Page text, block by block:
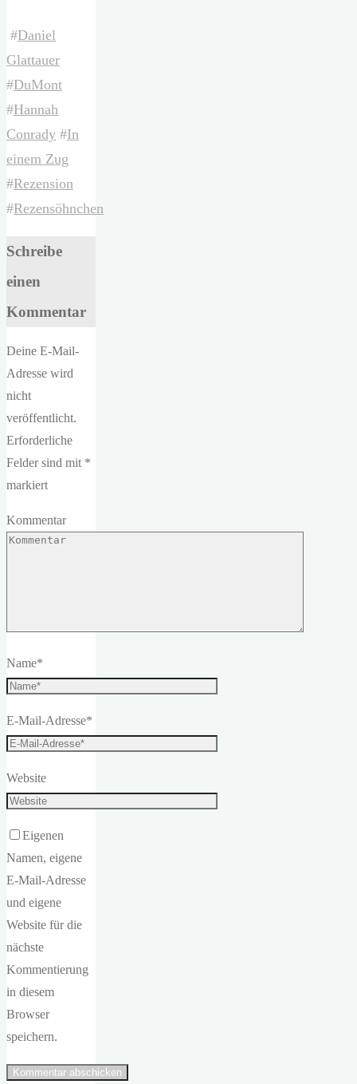
#Daniel
Glattauer
#DuMont
#Hannah
Conrady #In
einem Zug
#Rezension
#Rezensöhnchen
Schreibe
einen
Kommentar
Deine E-Mail-
Adresse wird
nicht
veröffentlicht.
Erforderliche
Felder sind mit *
markiert
Kommentar
Name*
E-Mail-Adresse*
Website
Eigenen
Namen, eigene
E-Mail-Adresse
und eigene
Website für die
nächste
Kommentierung
in diesem
Browser
speichern.